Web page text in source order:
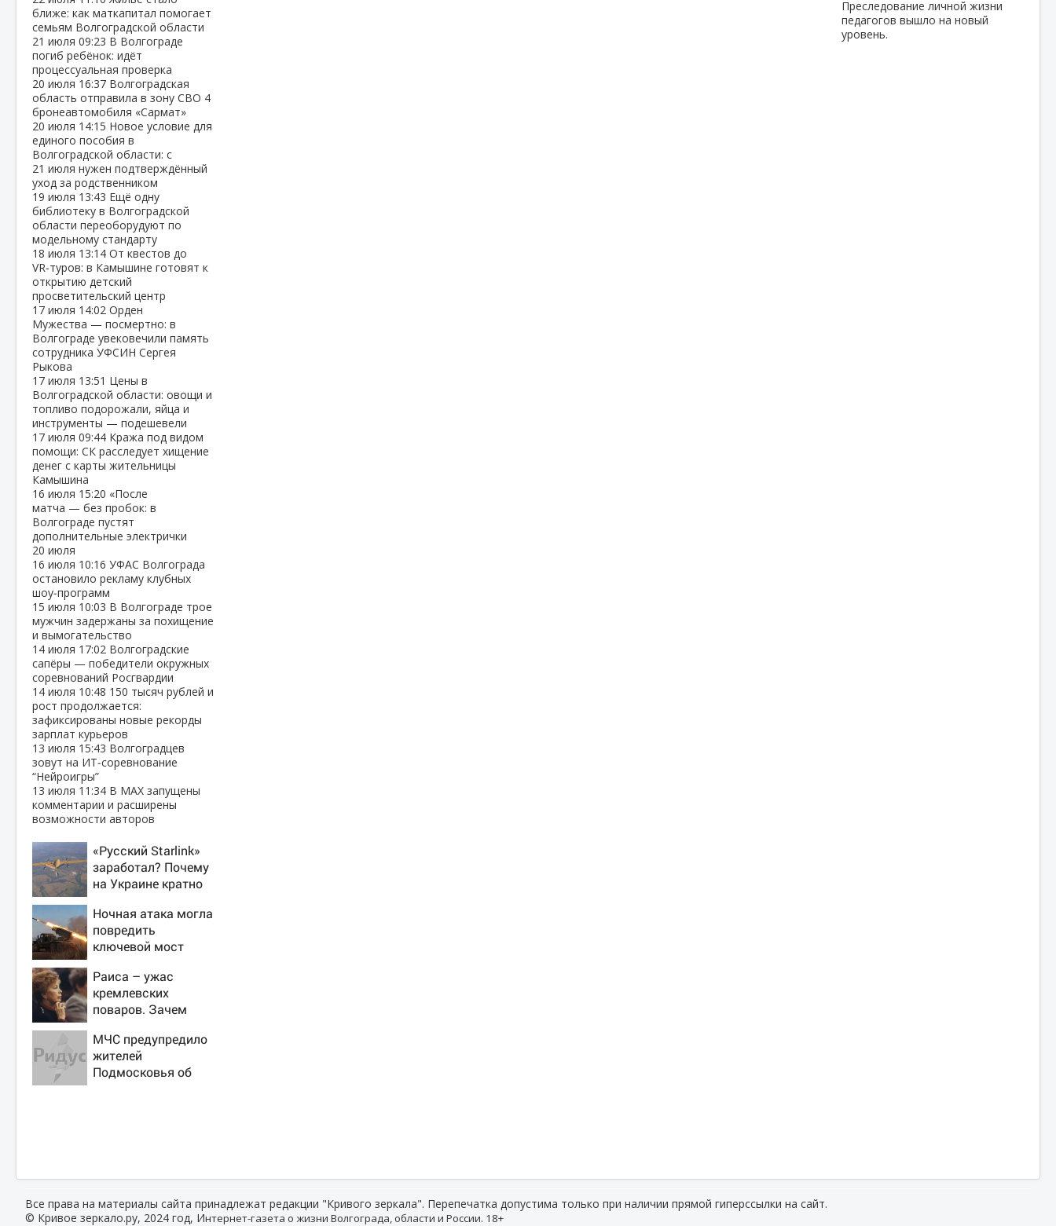
ближе: как маткапитал помогает
семьям Волгоградской области
21 июля 09:23 В Волгограде
погиб ребёнок: идёт
процессуальная проверка
20 июля 16:37 Волгоградская
область отправила в зону СВО 4
бронеавтомобиля «Сармат»
20 июля 14:15 Новое условие для
единого пособия в
Волгоградской области: с
21 июля нужен подтверждённый
уход за родственником
19 июля 13:43 Ещё одну
библиотеку в Волгоградской
области переоборудуют по
модельному стандарту
18 июля 13:14 От квестов до
VR‑туров: в Камышине готовят к
открытию детский
просветительский центр
17 июля 14:02 Орден
Мужества — посмертно: в
Волгограде увековечили память
сотрудника УФСИН Сергея
Рыкова
17 июля 13:51 Цены в
Волгоградской области: овощи и
топливо подорожали, яйца и
инструменты — подешевели
17 июля 09:44 Кража под видом
помощи: СК расследует хищение
денег с карты жительницы
Камышина
16 июля 15:20 «После
матча — без пробок: в
Волгограде пустят
дополнительные электрички
20 июля
16 июля 10:16 УФАС Волгограда
остановило рекламу клубных
шоу‑программ
15 июля 10:03 В Волгограде трое
мужчин задержаны за похищение
и вымогательство
14 июля 17:02 Волгоградские
сапёры — победители окружных
соревнований Росгвардии
14 июля 10:48 150 тысяч рублей и
рост продолжается:
зафиксированы новые рекорды
зарплат курьеров
13 июля 15:43 Волгоградцев
зовут на ИТ‑соревнование
“Нейроигры”
13 июля 11:34 В МАХ запущены
комментарии и расширены
возможности авторов
«Русский Starlink»
заработал? Почему
на Украине кратно
точность попаданий
по объектам ВСУ
Ночная атака могла
повредить
ключевой мост
Одесской области
Раиса – ужас
кремлевских
поваров. Зачем
требовала пять
видов каши каждое
утро?
МЧС предупредило
жителей
Подмосковья об
Преследование личной жизни
педагогов вышло на новый
уровень.
Все права на материалы сайта принадлежат редакции "Кривого зеркала". Перепечатка допустима только при наличии прямой гиперссылки на сайт.
© Кривое зеркало.ру, 2024 год, Интернет-газета о жизни Волгограда, области и России. 18+